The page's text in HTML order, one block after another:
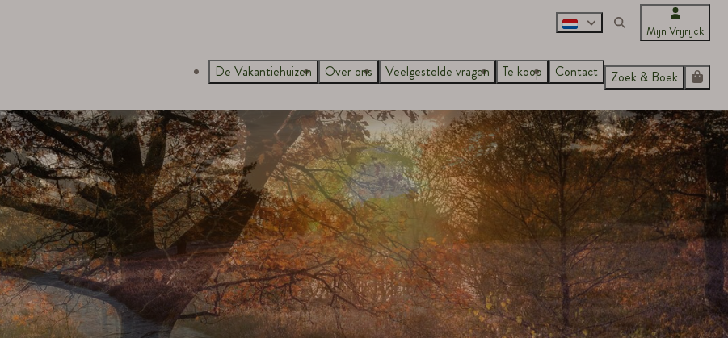
Mijn Vrijrijck
De Vakantiehuizen Over ons Veelgestelde vragen Te koop Contact Zoek & Boek